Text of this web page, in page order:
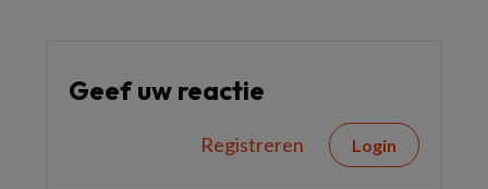
Geef uw reactie
Registreren Login